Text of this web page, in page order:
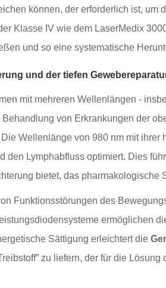
können, der erforderlich ist,
Klasse IV wie dem LaserMedix
und so eine systematische
und der tiefen
mit mehreren Wellenlängen -
von Erkrankungen der
Wellenlänge von 980 nm mit
den Lymphabfluss optimiert. Dies
bietet, das
Funktionsstörungen des
ermöglichen
Sättigung erleichtert die
zu liefern, der für die